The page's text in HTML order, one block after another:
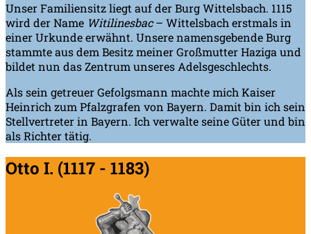
Unser Familiensitz liegt auf der Burg Wittelsbach. 1115
wird der Name Witilinesbac– Wittelsbach erstmals in
einer Urkunde erwähnt. Unsere namensgebende Burg
stammte aus dem Besitz meiner Großmutter Haziga und
bildet nun das Zentrum unseres Adelsgeschlechts.
Als sein getreuer Gefolgsmann machte mich Kaiser
Heinrich zum Pfalzgrafen von Bayern. Damit bin ich sein
Stellvertreter in Bayern. Ich verwalte seine Güter und bin
als Richter tätig.
Otto I. (1117 - 1183)